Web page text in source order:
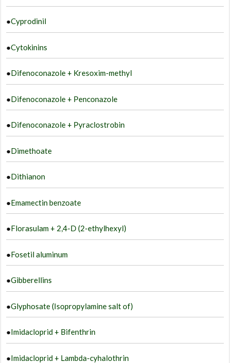
●Cyprodinil
●Cytokinins
●Difenoconazole + Kresoxim-methyl
●Difenoconazole + Penconazole
●Difenoconazole + Pyraclostrobin
●Dimethoate
●Dithianon
●Emamectin benzoate
●Florasulam + 2,4-D (2-ethylhexyl)
●Fosetil aluminum
●Gibberellins
●Glyphosate (Isopropylamine salt of)
●Imidacloprid + Bifenthrin
●Imidacloprid + Lambda-cyhalothrin